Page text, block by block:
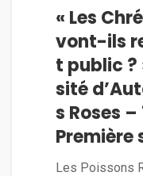
« Les
vont-ils
t public ?
sité
s Roses
Première
Les Poissons